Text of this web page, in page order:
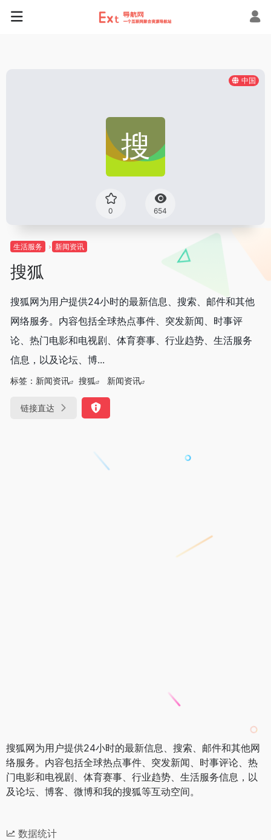
中国
0 654
生活服务 新闻资讯
搜狐
搜狐网为用户提供24小时的最新信息、搜索、邮件和其他
网络服务。内容包括全球热点事件、突发新闻、时事评
论、热门电影和电视剧、体育赛事、行业趋势、生活服务
信息，以及论坛、博...
标签： 新闻资讯 搜狐 新闻资讯
链接直达
搜狐网为用户提供24小时的最新信息、搜索、邮件和其他网
络服务。内容包括全球热点事件、突发新闻、时事评论、热
门电影和电视剧、体育赛事、行业趋势、生活服务信息，以
及论坛、博客、微博和我的搜狐等互动空间。
数据统计